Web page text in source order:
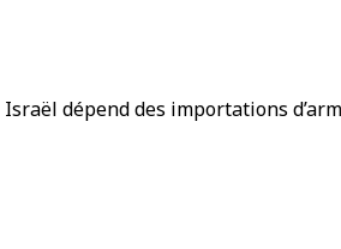
dépend des importations